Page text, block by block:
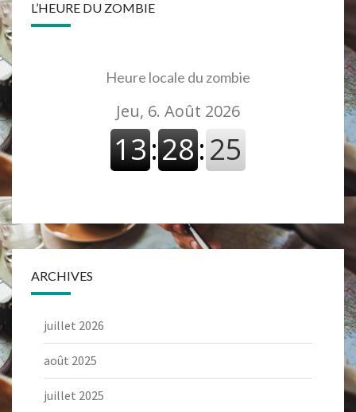
L’HEURE DU ZOMBIE
Heure locale du zombie
ARCHIVES
juillet 2026
août 2025
juillet 2025